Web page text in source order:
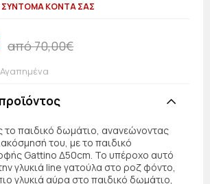
ΣΥΝΤΟΜΑ ΚΟΝΤΑ ΣΑΣ
από 70,00€
το παιδικό δωμάτιο, ανανεώνοντας
του, με το παιδικό
Gattino Δ50cm. Το υπέροχο αυτό
γλυκιά line γατούλα στο ροζ φόντο,
γλυκιά αύρα στο παιδικό δωμάτιο,